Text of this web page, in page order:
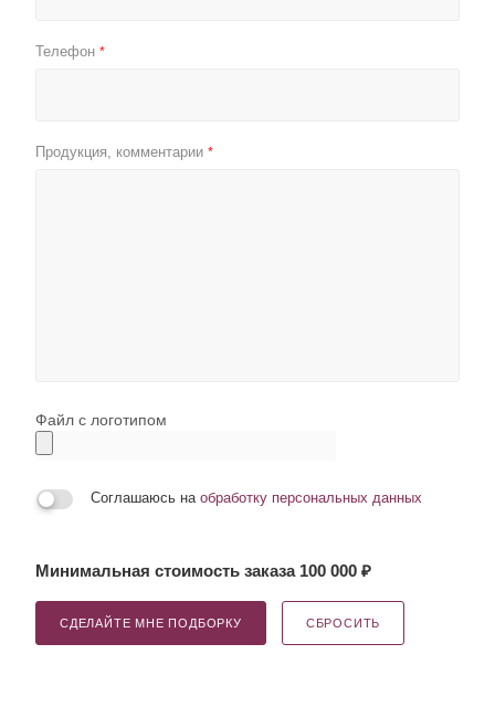
Телефон *
Продукция, комментарии *
Файл с логотипом
Соглашаюсь на обработку персональных данных
Минимальная стоимость заказа 100 000 ₽
СДЕЛАЙТЕ МНЕ ПОДБОРКУ СБРОСИТЬ